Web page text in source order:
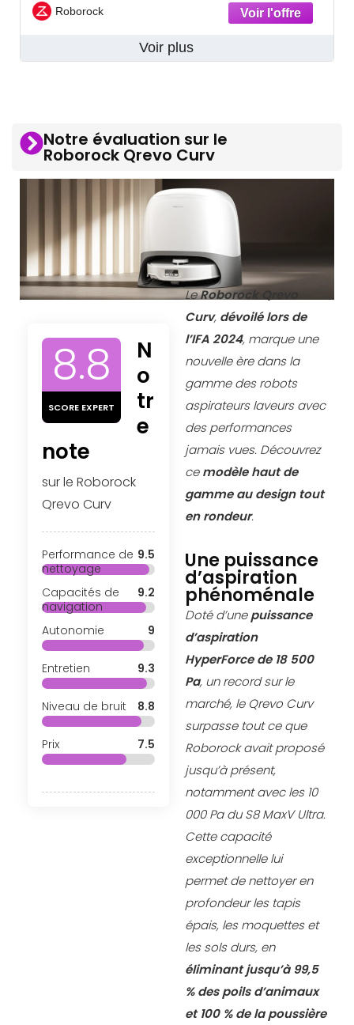
Roborock
Voir plus
Notre évaluation sur le
Roborock Qrevo Curv
LeRoborock Qrevo
Curv, dévoilé lors de
l’IFA 2024, marque une
nouvelle ère dans la
gamme des robots
aspirateurs laveurs avec
des performances
jamais vues. Découvrez
cemodèle haut de
gamme au design tout
en rondeur.
Une puissance
d’aspiration
phénoménale
Doté d’unepuissance
d’aspiration
HyperForce de 18 500
Pa, un record sur le
marché, le Qrevo Curv
surpasse tout ce que
Roborock avait proposé
jusqu’à présent,
notamment avec les 10
000 Pa du S8 MaxV Ultra.
Cette capacité
exceptionnelle lui
permet de nettoyer en
profondeur les tapis
épais, les moquettes et
les sols durs, en
éliminant jusqu’à 99,5
% des poils d’animaux
et 100 % de la poussière
8.8
SCORE EXPERT
N
o
tr
e
note
sur le Roborock
Qrevo Curv
Performance de
nettoyage
9.5
Capacités de
navigation
9.2
Autonomie 9
Entretien 9.3
Niveau de bruit 8.8
Prix 7.5